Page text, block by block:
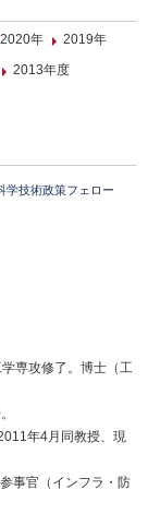
2020年
2019年
2013年度
学技術政策フェロー
専攻修了。博士（工
年4月同教授、現
事官（インフラ・防